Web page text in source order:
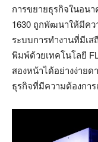
การขยายธุรกิจในอน
1630 ถูกพัฒนาให้มีค
ระบบการทำงานที่มีเ
พิมพ์ด้วยเทคโนโลยี
สองหน้าได้อย่างง่ายด
ธุรกิจที่มีความต้องกา